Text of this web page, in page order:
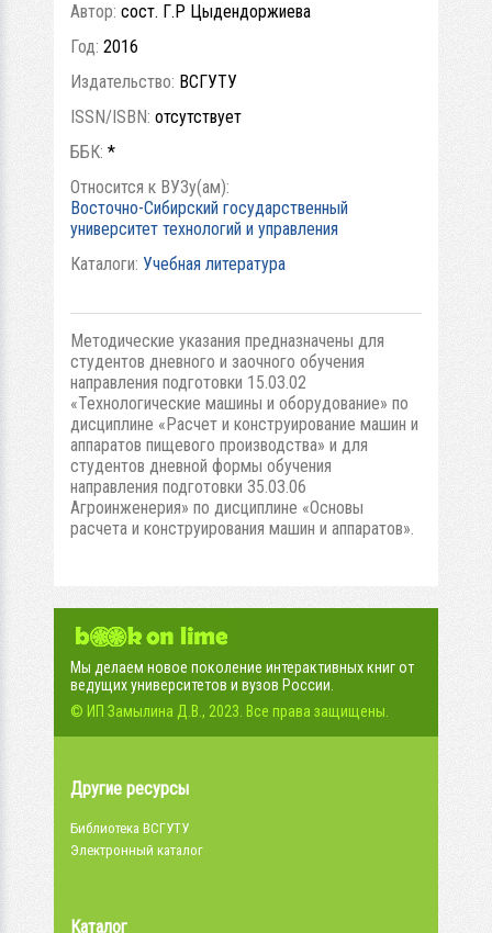
Автор: сост. Г.Р Цыдендоржиева
Год: 2016
Издательство: ВСГУТУ
ISSN/ISBN: отсутствует
ББК: *
Относится к ВУЗу(ам):
Восточно-Сибирский государственный
университет технологий и управления
Каталоги: Учебная литература
Методические указания предназначены для
студентов дневного и заочного обучения
направления подготовки 15.03.02
«Технологические машины и оборудование» по
дисциплине «Расчет и конструирование машин и
аппаратов пищевого производства» и для
студентов дневной формы обучения
направления подготовки 35.03.06
Агроинженерия» по дисциплине «Основы
расчета и конструирования машин и аппаратов».
Мы делаем новое поколение интерактивных книг от
ведущих университетов и вузов России.
© ИП Замылина Д.В., 2023. Все права защищены.
Другие ресурсы
Библиотека ВСГУТУ
Электронный каталог
Каталог